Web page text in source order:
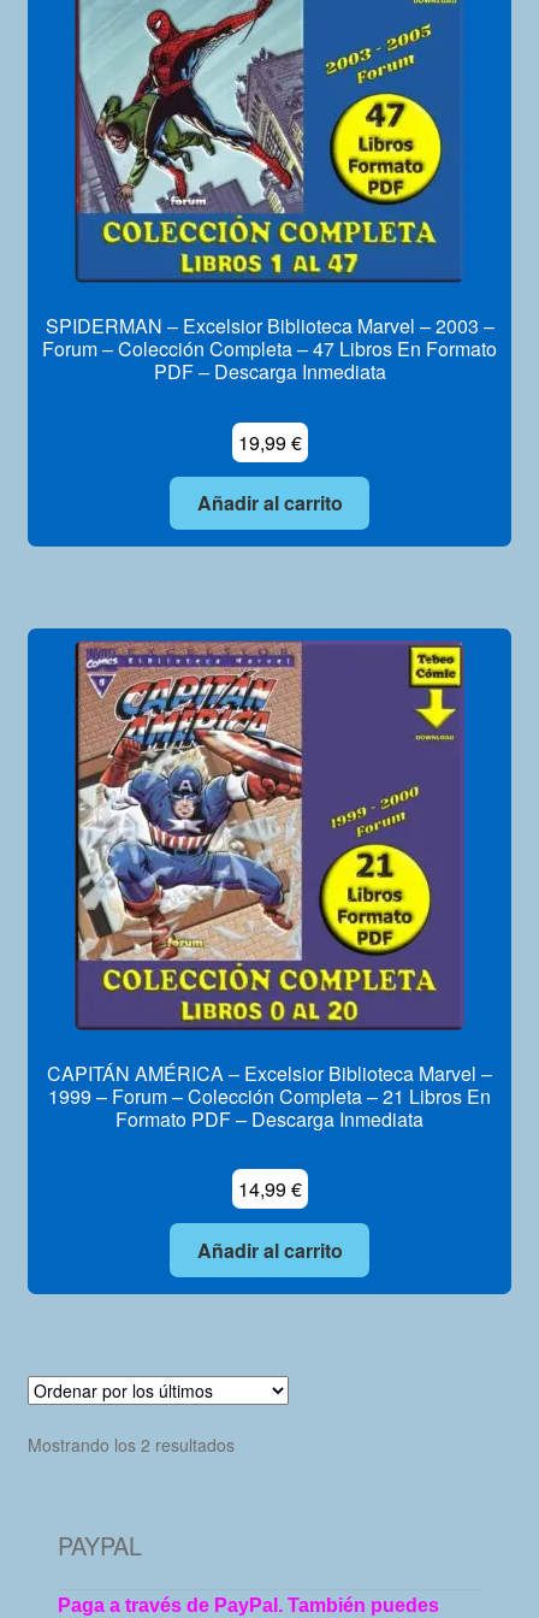
SPIDERMAN – Excelsior Biblioteca Marvel – 2003 –
Forum – Colección Completa – 47 Libros En Formato
PDF – Descarga Inmediata
19,99€
Añadir al carrito
CAPITÁN AMÉRICA – Excelsior Biblioteca Marvel –
1999 – Forum – Colección Completa – 21 Libros En
Formato PDF – Descarga Inmediata
14,99€
Añadir al carrito
Mostrando los 2 resultadosOrdenado
PAYPAL
Paga a través de PayPal. También puedes